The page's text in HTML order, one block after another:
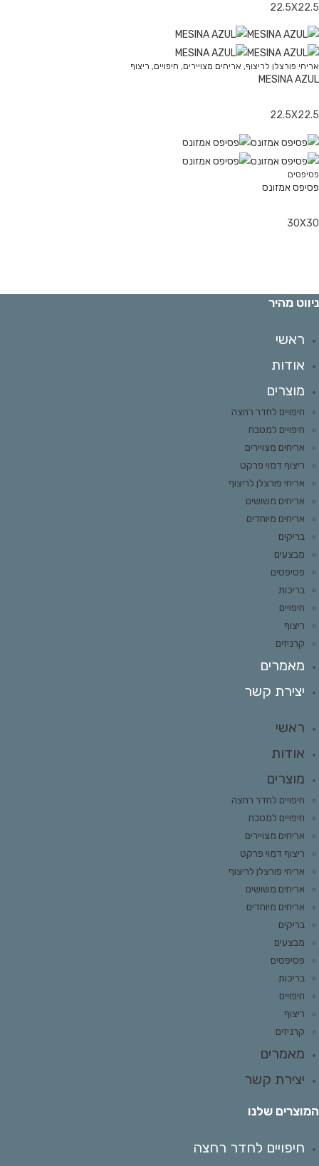
פורצלן לריצוף,אריחים מצויירים,חיפויים,ריצוף
MESINA
אמזונס
מהיר
ראשי
אודות
מוצרים
חיפויים לחדר רחצה
חיפויים למטבח
אריחים מצויירים
ריצוף דמוי פרקט
אריחי פורצלן לריצוף
אריחים משושים
אריחים מיוחדים
בריקים
מבצעים
פסיפסים
בריכות
חיפויים
ריצוף
קרניזים
מאמרים
יצירת קשר
ראשי
אודות
מוצרים
חיפויים לחדר רחצה
חיפויים למטבח
אריחים מצויירים
ריצוף דמוי פרקט
אריחי פורצלן לריצוף
אריחים משושים
אריחים מיוחדים
בריקים
מבצעים
פסיפסים
בריכות
חיפויים
ריצוף
קרניזים
מאמרים
יצירת קשר
שלנו
חיפויים לחדר רחצה